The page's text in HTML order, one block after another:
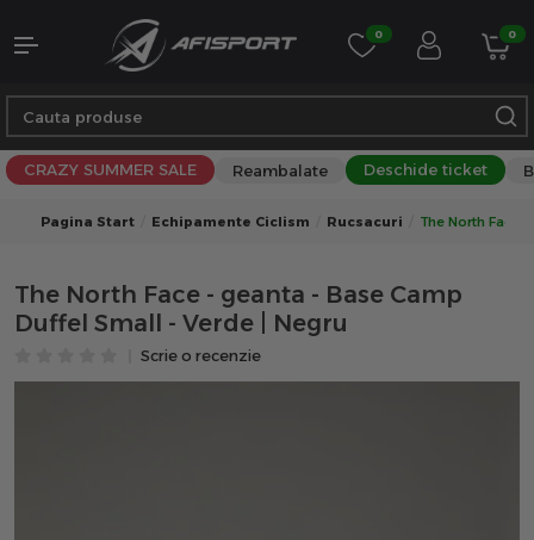
0 0
CRAZY SUMMER SALE Reambalate Deschide ticket
Pagina Start Echipamente Ciclism Rucsacuri The North Face
The North Face - geanta - Base Camp
Duffel Small - Verde | Negru
Scrie o recenzie